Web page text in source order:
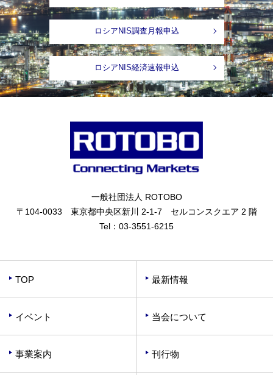
ロシアNIS調査月報申込
ロシアNIS経済速報申込
一般社団法人 ROTOBO
〒104-0033 東京都中央区新川 2-1-7 セルコンスクエア 2 階
Tel： 03-3551-6215
TOP 最新情報
イベント 当会について
事業案内 刊行物